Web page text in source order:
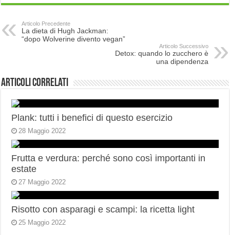
Articolo Precedente
La dieta di Hugh Jackman:
“dopo Wolverine divento vegan”
Articolo Successivo
Detox: quando lo zucchero è
una dipendenza
Articoli correlati
Plank: tutti i benefici di questo esercizio
28 Maggio 2022
Frutta e verdura: perché sono così importanti in
estate
27 Maggio 2022
Risotto con asparagi e scampi: la ricetta light
25 Maggio 2022